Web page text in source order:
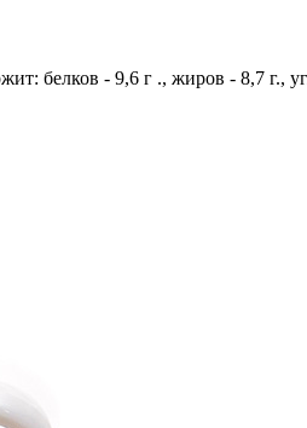
белков - 9,6 г ., жиров - 8,7 г.,